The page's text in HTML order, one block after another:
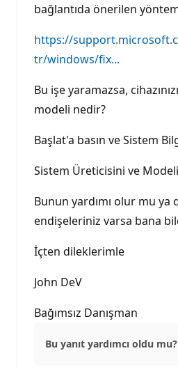
bağlantıda önerilen
https://
tr/windows/fix...
Bu işe yaramazsa,
modeli nedir?
Başlat'a basın ve Sistem
Sistem Üreticisini ve
Bunun yardımı olur mu ya
endişeleriniz varsa bana
İçten dileklerimle
John DeV
Bağımsız Danışman
Bu yanıt yardımcı oldu mu?